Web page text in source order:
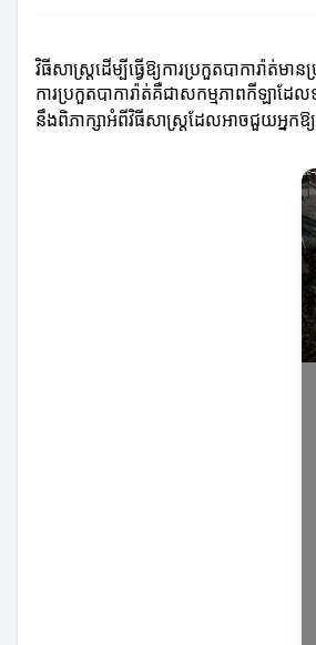
វិធីសាស្ត្រដើម្បីធ្វើឱ្យការប្រកួតបាការ៉ាត់មាន
ការប្រកួតបាការ៉ាត់គឺជាសកម្មភាពកីឡាដ
នឹងពិភាក្សាអំពីវិធីសាស្ត្រដែលអាចជួយអ្នកឱ្